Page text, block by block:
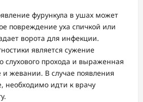
фурункула в ушах может
повреждение уха спичкой или
ворота для инфекции.
является сужение
слухового прохода и выраженная
и жевании. В случае появления
необходимо идти к врачу